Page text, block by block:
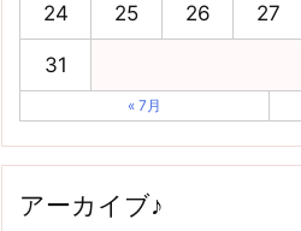
24 25 26 27
31
« 7月
アーカイブ♪